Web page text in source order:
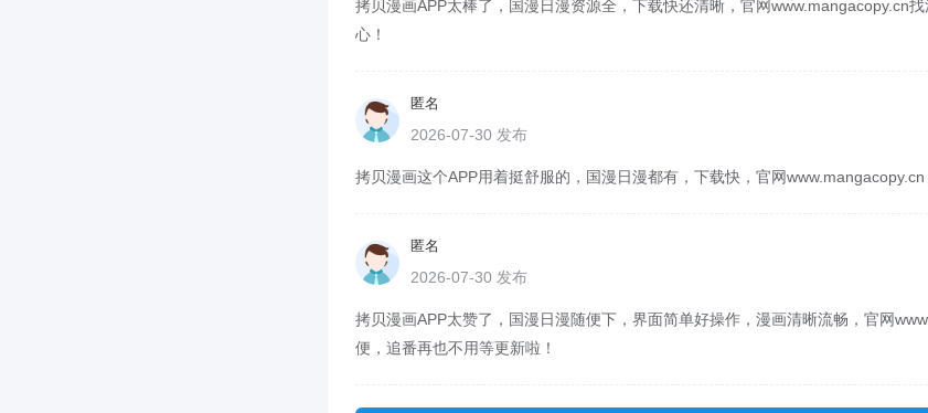
拷贝漫画APP太棒了，国漫日漫资源全，下载快还清晰，官网www.mangacopy.cn
心！
匿名
2026-07-30 发布
拷贝漫画这个APP用着挺舒服的，国漫日漫都有，下载快，官网www.mangacopy.cn
匿名
2026-07-30 发布
拷贝漫画APP太赞了，国漫日漫随便下，界面简单好操作，漫画清晰流畅，官网
便，追番再也不用等更新啦！